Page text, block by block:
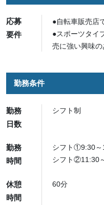
応募
要件
●自転車販売店
●スポーツタイ
売に強い興味
勤務条件
勤務
日数
シフト制
勤務
時間
シフト①9:30～
シフト②11:30
休憩
時間
60分